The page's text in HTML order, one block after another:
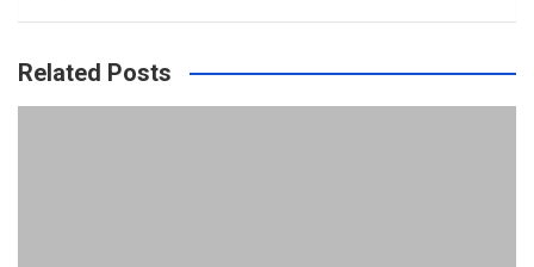
Related Posts